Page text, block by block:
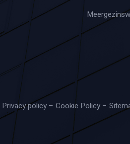
Privacy policy –Cookie Policy –